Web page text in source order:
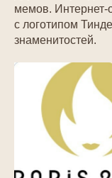
мемов. Интернет-
с логотипом
знаменитостей.